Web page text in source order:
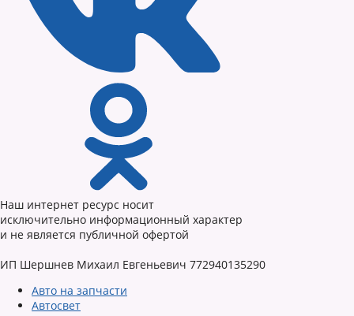
Наш интернет ресурс носит
исключительно информационный характер
и не является публичной офертой
ИП Шершнев Михаил Евгеньевич 772940135290
Авто на запчасти
Автосвет